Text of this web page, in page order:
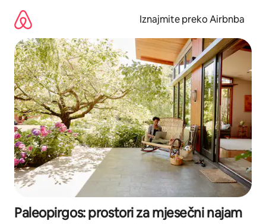
sadržaj
Iznajmite preko Airbnba
Paleopirgos: prostori za mjesečni najam